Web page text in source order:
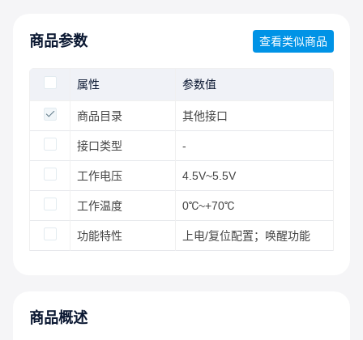
商品参数 查看类似商品
属性 参数值
商品目录 其他接口
接口类型 -
工作电压 4.5V~5.5V
工作温度 0℃~+70℃
功能特性 上电/复位配置；唤醒功能
商品概述